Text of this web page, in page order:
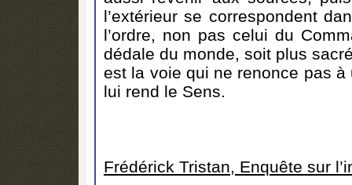
l’extérieur se correspondent
l’ordre, non pas celui du
dédale du monde, soit plus
est la voie qui ne renonce pas à
lui rend le Sens.
Frédérick Tristan, Enquête sur